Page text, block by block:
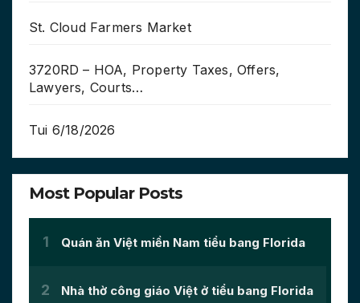
St. Cloud Farmers Market
3720RD – HOA, Property Taxes, Offers,
Lawyers, Courts…
Tui 6/18/2026
Most Popular Posts